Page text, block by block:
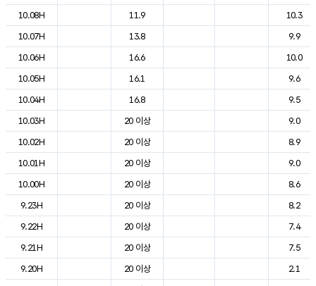
10.08H
11.9
10.3
10.07H
13.8
9.9
10.06H
16.6
10.0
10.05H
16.1
9.6
10.04H
16.8
9.5
10.03H
20 이상
9.0
10.02H
20 이상
8.9
10.01H
20 이상
9.0
10.00H
20 이상
8.6
9.23H
20 이상
8.2
9.22H
20 이상
7.4
9.21H
20 이상
7.5
9.20H
20 이상
2.1